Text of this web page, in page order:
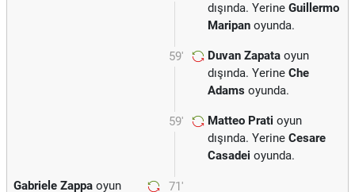
dışında. Yerine Guillermo
Maripan oyunda.
59' Duvan Zapata oyun
dışında. Yerine Che
Adams oyunda.
59' Matteo Prati oyun
dışında. Yerine Cesare
Casadei oyunda.
71'
Gabriele Zappa oyun